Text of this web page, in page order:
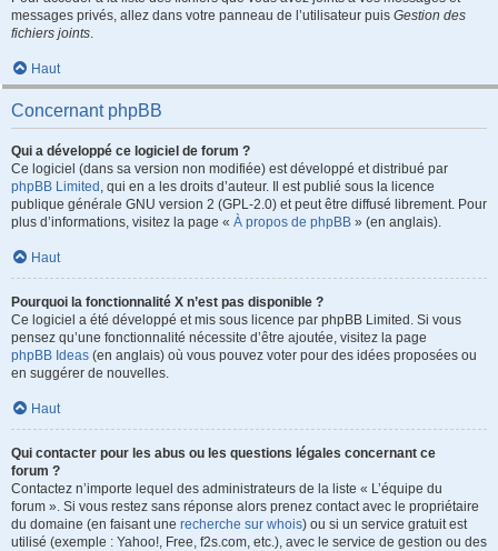
messages privés, allez dans votre panneau de l’utilisateur puis Gestion des
fichiers joints.
Haut
Concernant phpBB
Qui a développé ce logiciel de forum ?
Ce logiciel (dans sa version non modifiée) est développé et distribué par
phpBB Limited , qui en a les droits d’auteur. Il est publié sous la licence
publique générale GNU version 2 (GPL-2.0) et peut être diffusé librement. Pour
plus d’informations, visitez la page « À propos de phpBB » (en anglais).
Haut
Pourquoi la fonctionnalité X n’est pas disponible ?
Ce logiciel a été développé et mis sous licence par phpBB Limited. Si vous
pensez qu’une fonctionnalité nécessite d’être ajoutée, visitez la page
phpBB Ideas (en anglais) où vous pouvez voter pour des idées proposées ou
en suggérer de nouvelles.
Haut
Qui contacter pour les abus ou les questions légales concernant ce
forum ?
Contactez n’importe lequel des administrateurs de la liste « L’équipe du
forum ». Si vous restez sans réponse alors prenez contact avec le propriétaire
du domaine (en faisant une recherche sur whois) ou si un service gratuit est
utilisé (exemple : Yahoo!, Free, f2s.com, etc.), avec le service de gestion ou des